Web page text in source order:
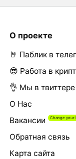
О проекте
🤘 Паблик в
😎 Работа в
👌 Мы в твиттере
О Нас
Вакансии
Обратная связь
Карта сайта